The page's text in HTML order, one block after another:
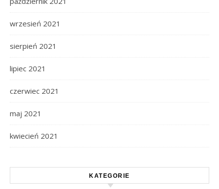
wrzesień 2021
sierpień 2021
lipiec 2021
czerwiec 2021
maj 2021
kwiecień 2021
KATEGORIE